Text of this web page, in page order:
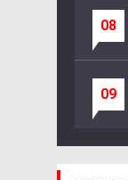
08
09